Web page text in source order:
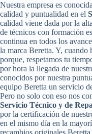
Nuestra empresa es
calidad y puntualidad en el
calidad viene dada por la
de técnicos con formación
continua en todos los
la marca Beretta. Y, cuando
porque, respetamos tu
por hora la llegada de
conocidos por nuestra
equipo Beretta un servicio
Pero no solo con eso nos
Servicio Técnico y de
por la certificación de
en el mismo día en la